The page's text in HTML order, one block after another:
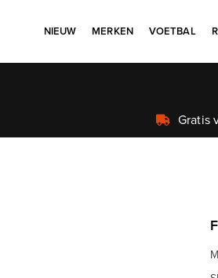
NIEUW MERKEN VOETBAL